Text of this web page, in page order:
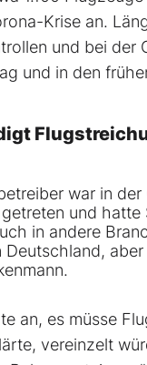
Krise an.
und bei der
und in den
war in
und
in andere
Deutschland,
an, es müsse
vereinzelt